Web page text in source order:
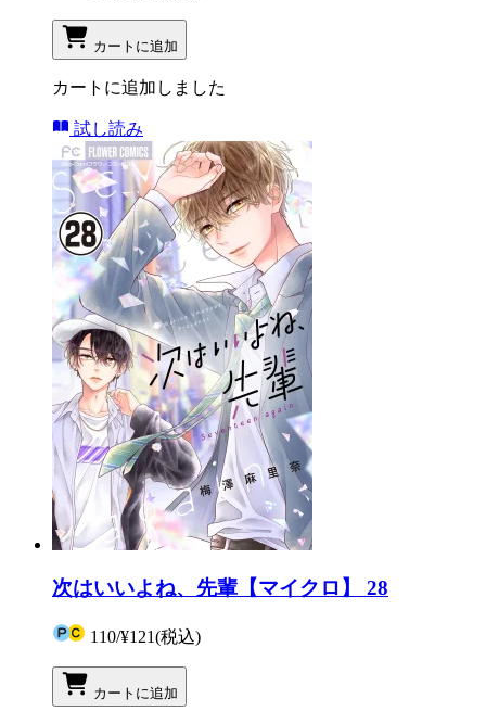
カートに追加
カートに追加しました
試し読み
次はいいよね、先輩【マイクロ】 28
110/¥121(税込)
カートに追加